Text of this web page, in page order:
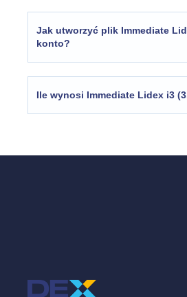
Jak utworzyć plik Immediate
konto?
Ile wynosi Immediate Lidex i3